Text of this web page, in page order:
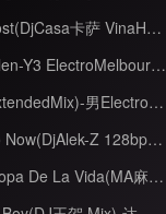
Justin Bieber - Ghost(DjCasa卡萨 VinaHouse Rmx 2023)
金润吉 - Tell Me(Allen-Y3 ElectroMelbourne Rmx 2022 韩文版)
Flgtt-Wellerman(ExtendedMix)-男ElectroBounce
OT Genesis - Coco Now(DjAlek-Z 128bpm)-Mashup
哦嘞哦嘞哦嘞 La Copa De La Vida(MA麻辣兄弟 Bounce Rmx 2023)